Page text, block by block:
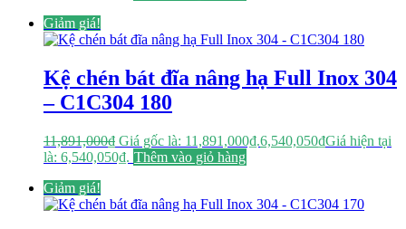
Giảm giá!
Kệ chén bát đĩa nâng hạ Full Inox 304
– C1C304 180
11,891,000₫ Giá gốc là: 11,891,000₫.6,540,050₫Giá hiện tại
là: 6,540,050₫. Thêm vào giỏ hàng
Giảm giá!